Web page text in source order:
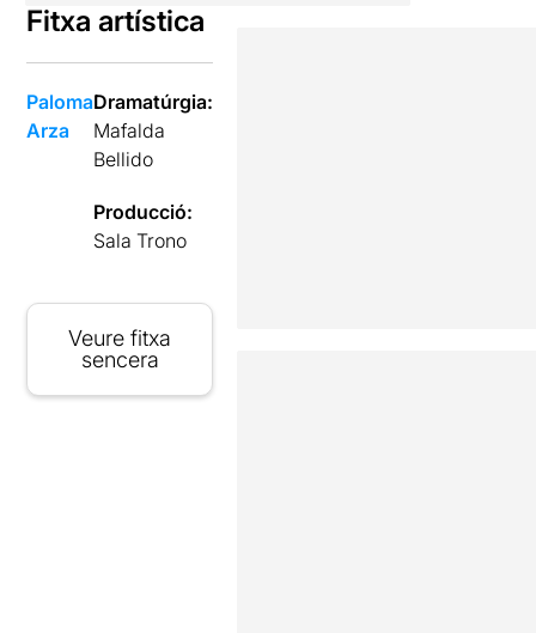
Fitxa artística
Paloma
Arza
Dramatúrgia:
Mafalda
Bellido
Producció:
Sala Trono
Veure fitxa
sencera